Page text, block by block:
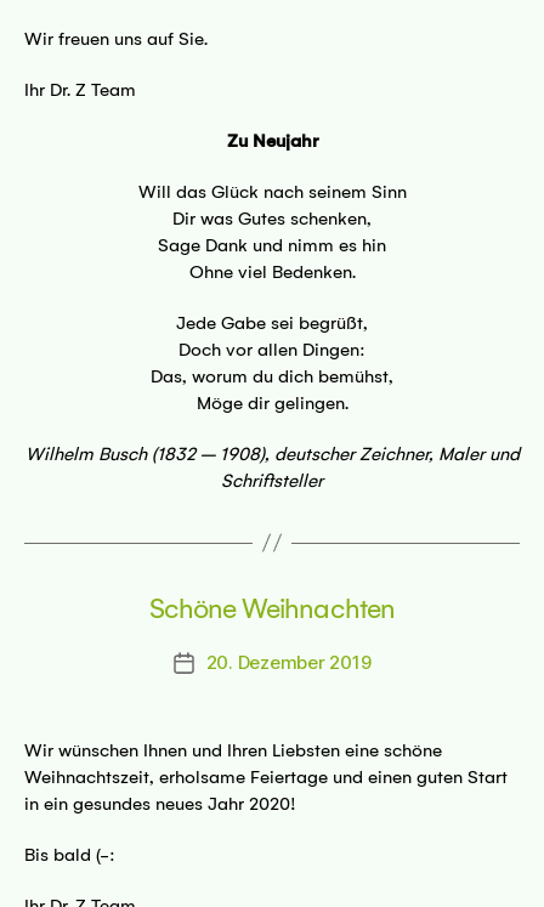
Wir freuen uns auf Sie.
Ihr Dr. Z Team
Zu Neujahr
Will das Glück nach seinem Sinn
Dir was Gutes schenken,
Sage Dank und nimm es hin
Ohne viel Bedenken.
Jede Gabe sei begrüßt,
Doch vor allen Dingen:
Das, worum du dich bemühst,
Möge dir gelingen.
Wilhelm Busch (1832 – 1908), deutscher Zeichner, Maler und
Schriftsteller
Schöne Weihnachten
Beitragsdatum
20. Dezember 2019
Wir wünschen Ihnen und Ihren Liebsten eine schöne
Weihnachtszeit, erholsame Feiertage und einen guten Start
in ein gesundes neues Jahr 2020!
Bis bald (-: